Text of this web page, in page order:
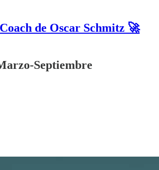
de Oscar Schmitz 🚀
Septiembre